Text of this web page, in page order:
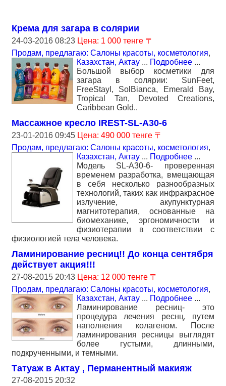
Крема для загара в солярии
24-03-2016 08:23 Цена: 1 000 тенге 〒
Продам, предлагаю: Салоны красоты, косметология,
Казахстан, Актау ... Подробнее ...
Большой выбор косметики для
загара в солярии: SunFeet,
FreeStayl, SolBianca, Emerald Bay,
Tropical Tan, Devoted Creations,
Caribbean Gold..
Массажное кресло IREST-SL-A30-6
23-01-2016 09:45 Цена: 490 000 тенге 〒
Продам, предлагаю: Салоны красоты, косметология,
Казахстан, Актау ... Подробнее ...
Модель SL-A30-6- проверенная
временем разработка, вмещающая
в себя несколько разнообразных
технологий, таких как инфракрасное
излучение, акупунктурная
магнитотерапия, основанные на
биомеханике, эргономичности и
физиотерапии в соответствии с
физиологией тела человека.
Ламинирование ресниц!! До конца сентября
действует акция!!!
27-08-2015 20:43 Цена: 12 000 тенге 〒
Продам, предлагаю: Салоны красоты, косметология,
Казахстан, Актау ... Подробнее ...
Ламинирование ресниц- это
процедура лечения реснц, путем
наполнения колагеном. После
ламинирования ресницы выглядят
более густыми, длинными,
подкрученными, и темными.
Татуаж в Актау , Перманентный макияж
27-08-2015 20:32